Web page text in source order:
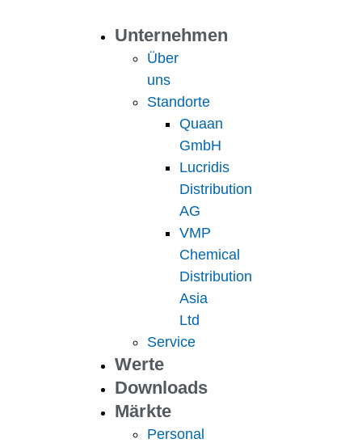
Unternehmen
Über
uns
Standorte
Quaan
GmbH
Lucridis
Distribution
AG
VMP
Chemical
Distribution
Asia
Ltd
Service
Werte
Downloads
Märkte
Personal